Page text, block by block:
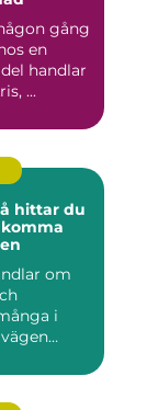
gång
en
handlar
...
om
i